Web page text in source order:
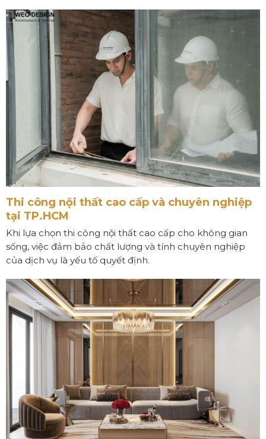
của mình.
Thi công nội thất cao cấp và chuyên nghiệp
tại TP.HCM
Khi lựa chọn thi công nội thất cao cấp cho không gian
sống, việc đảm bảo chất lượng và tính chuyên nghiệp
của dịch vụ là yếu tố quyết định.